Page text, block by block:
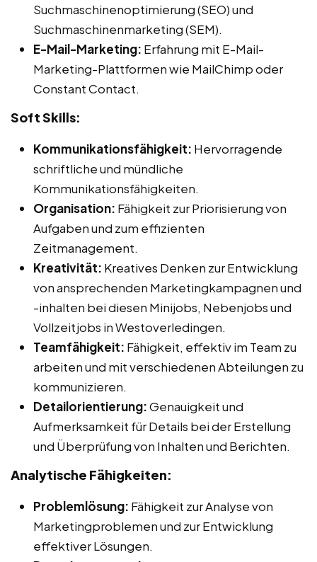
Suchmaschinenoptimierung (SEO) und
Suchmaschinenmarketing (SEM).
E-Mail-Marketing: Erfahrung mit E-Mail-
Marketing-Plattformen wie MailChimp oder
Constant Contact.
Soft Skills:
Kommunikationsfähigkeit: Hervorragende
schriftliche und mündliche
Kommunikationsfähigkeiten.
Organisation: Fähigkeit zur Priorisierung von
Aufgaben und zum effizienten
Zeitmanagement.
Kreativität: Kreatives Denken zur Entwicklung
von ansprechenden Marketingkampagnen und
-inhalten bei diesen Minijobs, Nebenjobs und
Vollzeitjobs in Westoverledingen.
Teamfähigkeit: Fähigkeit, effektiv im Team zu
arbeiten und mit verschiedenen Abteilungen zu
kommunizieren.
Detailorientierung:Genauigkeit und
Aufmerksamkeit für Details bei der Erstellung
und Überprüfung von Inhalten und Berichten.
Analytische Fähigkeiten:
Problemlösung: Fähigkeit zur Analyse von
Marketingproblemen und zur Entwicklung
effektiver Lösungen.